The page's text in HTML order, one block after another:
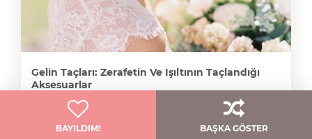
BAYILDIM! BAŞKA GÖSTER
Gelin Taçları: Zerafetin Ve Işıltının Taçlandığı
Aksesuarlar